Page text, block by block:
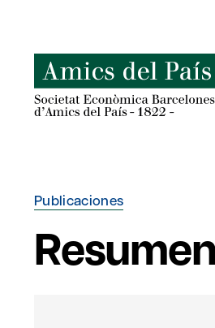
contenido
Publicaciones